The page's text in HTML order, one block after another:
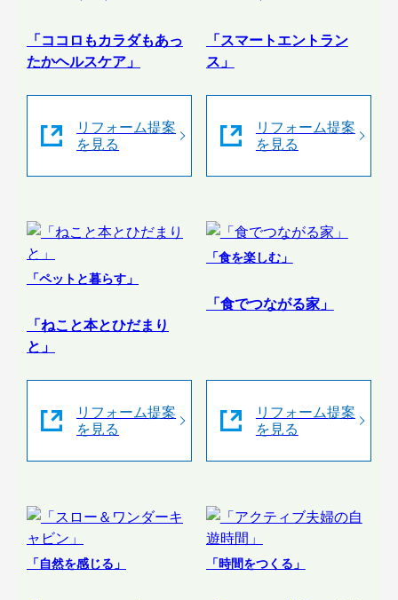
「ココロもカラダもあっ
たかヘルスケア」
リフォーム提案
を見る
「スマートエントラン
ス」
リフォーム提案
を見る
「ペットと暮らす」
「ねこと本とひだまり
と」
リフォーム提案
を見る
「食を楽しむ」
「食でつながる家」
リフォーム提案
を見る
「自然を感じる」 「時間をつくる」